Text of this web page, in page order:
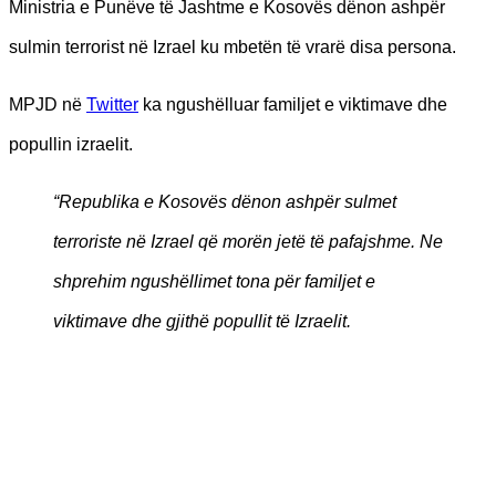
Ministria e Punëve të Jashtme e Kosovës dënon ashpër
sulmin terrorist në Izrael ku mbetën të vrarë disa persona.
MPJD në Twitter ka ngushëlluar familjet e viktimave dhe
popullin izraelit.
“Republika e Kosovës dënon ashpër sulmet
terroriste në Izrael që morën jetë të pafajshme. Ne
shprehim ngushëllimet tona për familjet e
viktimave dhe gjithë popullit të Izraelit.